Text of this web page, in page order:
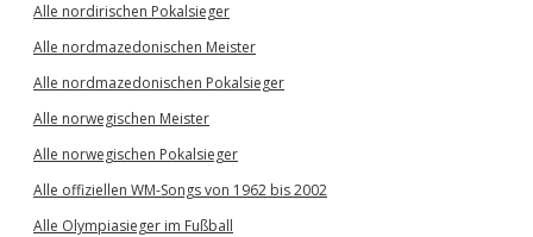
Alle nordirischen Pokalsieger
Alle nordmazedonischen Meister
Alle nordmazedonischen Pokalsieger
Alle norwegischen Meister
Alle norwegischen Pokalsieger
Alle offiziellen WM-Songs von 1962 bis 2002
Alle Olympiasieger im Fußball